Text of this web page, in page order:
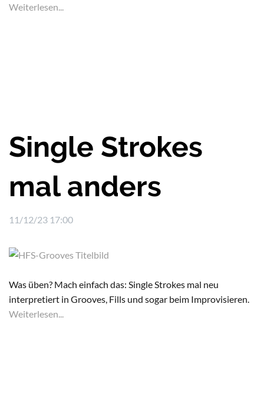
Weiterlesen...
Single Strokes
mal anders
11/12/23 17:00
Was üben? Mach einfach das: Single Strokes mal neu
interpretiert in Grooves, Fills und sogar beim Improvisieren.
Weiterlesen...